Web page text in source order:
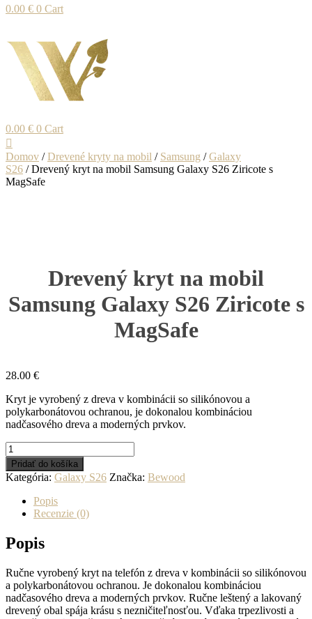
0.00 € 0 Cart
0.00 € 0 Cart
Domov /Drevené kryty na mobil / Samsung /Galaxy
S26 / Drevený kryt na mobil Samsung Galaxy S26 Ziricote s
MagSafe
Drevený kryt na mobil
Samsung Galaxy S26 Ziricote s
MagSafe
28.00 €
Kryt je vyrobený z dreva v kombinácii so silikónovou a
polykarbonátovou ochranou, je dokonalou kombináciou
nadčasového dreva a moderných prvkov.
množstvo
Drevený
kryt
na
mobil
Samsung
Galaxy
S26
Ziricote
MagSafe
Pridať do košíka
Kategória: Galaxy S26 Značka: Bewood
Popis
Recenzie (0)
Popis
Ručne vyrobený kryt na telefón z dreva v kombinácii so silikónovou
a polykarbonátovou ochranou. Je dokonalou kombináciou
nadčasového dreva a moderných prvkov. Ručne leštený a lakovaný
drevený obal spája krásu s nezničiteľnosťou. Vďaka trpezlivosti a